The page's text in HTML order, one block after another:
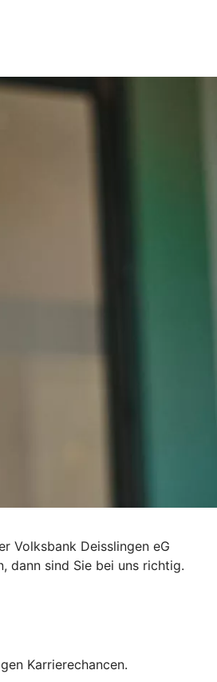
Volksbank Deisslingen eG
dann sind Sie bei uns richtig.
Karrierechancen.